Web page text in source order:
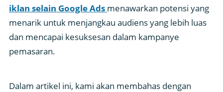
iklan selain Google Ads menawarkan potensi yang
menarik untuk menjangkau audiens yang lebih luas
dan mencapai kesuksesan dalam kampanye
pemasaran.
Dalam artikel ini, kami akan membahas dengan